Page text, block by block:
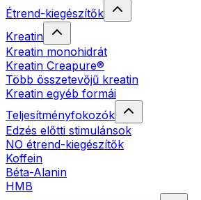
Étrend-kiegészítők
Kreatin
Kreatin monohidrát
Kreatin Creapure®
Több összetevőjű kreatin
Kreatin egyéb formái
Teljesítményfokozók
Edzés előtti stimulánsok
NO étrend-kiegészítők
Koffein
Béta-Alanin
HMB